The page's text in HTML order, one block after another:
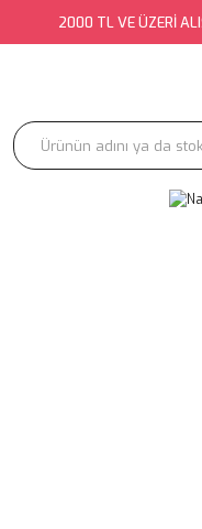
2000 TL VE ÜZERİ